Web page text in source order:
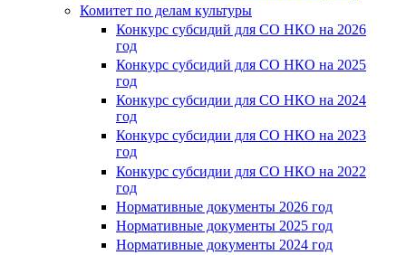
Комитет по делам культуры
Конкурс субсидий для СО НКО на 2026
год
Конкурс субсидий для СО НКО на 2025
год
Конкурс субсидии для СО НКО на 2024
год
Конкурс субсидии для СО НКО на 2023
год
Конкурс субсидии для СО НКО на 2022
год
Нормативные документы 2026 год
Нормативные документы 2025 год
Нормативные документы 2024 год